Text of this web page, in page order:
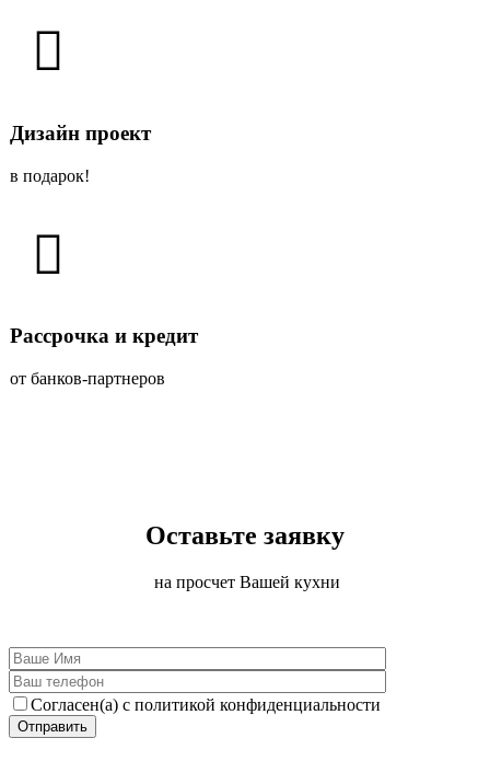
Дизайн проект
в подарок!
Рассрочка и кредит
от банков-партнеров
Оставьте заявку
на просчет Вашей кухни
Согласен(а) с политикой конфиденциальности